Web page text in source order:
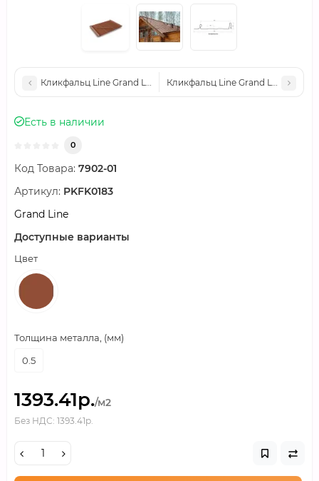
Кликфальц Line Grand Line 0,45 Drap с пленкой на замках
Кликфальц Line Grand Line 0,5
Есть в наличии
0
Код Товара: 7902-01
Артикул: PKFK0183
Grand Line
Доступные варианты
Цвет
Толщина металла, (мм)
0.5
1393.41р./м2
Без НДС: 1393.41р.